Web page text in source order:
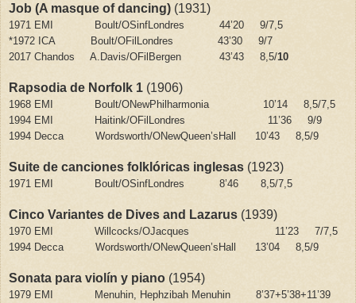
Job (A masque of dancing) (1931)
1971 EMI Boult/OSinfLondres 44’20
9/7,5
*1972 ICA
Boult/OFilLondres 43’30
9/7
2017 Chandos
A.Davis/OFilBergen 43’43 8,5/10
Rapsodia de Norfolk 1 (1906)
1968 EMI Boult/ONewPhilharmonia 10’14
8,5/7,5
1994 EMI
Haitink/OFilLondres 11’36
9/9
1994 Decca
Wordsworth/ONewQueen’sHall 10’43 8,5/9
Suite de canciones folklóricas inglesas (1923)
1971 EMI Boult/OSinfLondres 8’46 8,5/7,5
Cinco Variantes de Dives and Lazarus (1939)
1970 EMI Willcocks/OJacques 11’23
7/7,5
1994 Decca
Wordsworth/ONewQueen’sHall 13’04 8,5/9
Sonata para violín y piano (1954)
1979 EMI Menuhin, Hephzibah Menuhin
8’37+5’38+11’39